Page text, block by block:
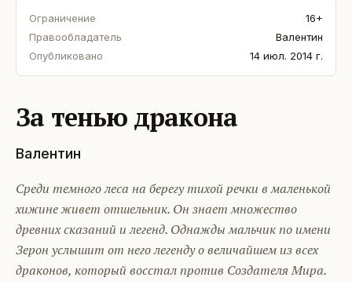
Ограничение
16+
Правообладатель
Валентин
Опубликовано
14 июл. 2014 г.
За тенью дракона
Валентин
Среди темного леса на берегу тихой речки в маленькой
хижине живет отшельник. Он знает множество
древних сказаний и легенд. Однажды мальчик по имени
Зерон услышит от него легенду о величайшем из всех
драконов, который восстал против Создателя Мира.